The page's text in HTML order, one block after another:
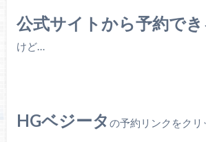
公式サイトから予約でき
けど…
HGベジータ の予約リンクをクリ